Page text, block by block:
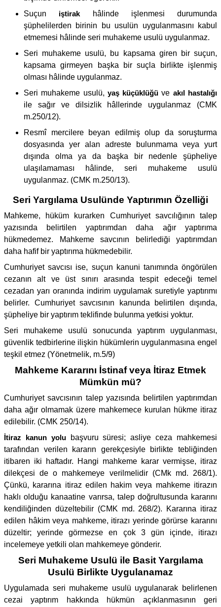
Suçun iştirak hâlinde işlenmesi durumunda
şüphelilerden birinin bu usulün uygulanmasını kabul
etmemesi hâlinde seri muhakeme usulü uygulanmaz.
Seri muhakeme usulü, bu kapsama giren bir suçun,
kapsama girmeyen başka bir suçla birlikte işlenmiş
olması hâlinde uygulanmaz.
Seri muhakeme usulü, yaş küçüklüğü ve akıl hastalığı
ile sağır ve dilsizlik hâllerinde uygulanmaz (CMK
m.250/12).
Resmî mercilere beyan edilmiş olup da soruşturma
dosyasında yer alan adreste bulunmama veya yurt
dışında olma ya da başka bir nedenle şüpheliye
ulaşılamaması hâlinde, seri muhakeme usulü
uygulanmaz. (CMK m.250/13).
Seri Yargılama Usulünde Yaptırımın Özelliği
Mahkeme, hüküm kurarken Cumhuriyet savcılığının talep
yazısında belirtilen yaptırımdan daha ağır yaptırıma
hükmedemez. Mahkeme savcının belirlediği yaptırımdan
daha hafif bir yaptırıma hükmedebilir.
Cumhuriyet savcısı ise, suçun kanuni tanımında öngörülen
cezanın alt ve üst sınırı arasında tespit edeceği temel
cezadan yarı oranında indirim uygulamak suretiyle yaptırımı
belirler. Cumhuriyet savcısının kanunda belirtilen dışında,
şüpheliye bir yaptırım teklifinde bulunma yetkisi yoktur.
Seri muhakeme usulü sonucunda yaptırım uygulanması,
güvenlik tedbirlerine ilişkin hükümlerin uygulanmasına engel
teşkil etmez (Yönetmelik, m.5/9)
Mahkeme Kararını İstinaf veya İtiraz Etmek
Mümkün mü?
Cumhuriyet savcısının talep yazısında belirtilen yaptırımdan
daha ağır olmamak üzere mahkemece kurulan hükme itiraz
edilebilir. (CMK 250/14).
İtiraz kanun yolubaşvuru süresi; asliye ceza mahkemesi
tarafından verilen kararın gerekçesiyle birlikte tebliğinden
itibaren iki haftadır. Hangi mahkeme karar vermişse, itiraz
dilekçesi de o mahkemeye verilmelidir (CMk md. 268/1).
Çünkü, kararına itiraz edilen hakim veya mahkeme itirazın
haklı olduğu kanaatine varırsa, talep doğrultusunda kararını
kendiliğinden düzeltebilir (CMK md. 268/2). Kararına itiraz
edilen hâkim veya mahkeme, itirazı yerinde görürse kararını
düzeltir; yerinde görmezse en çok 3 gün içinde, itirazı
incelemeye yetkili olan mahkemeye gönderir.
Seri Muhakeme Usulü ile Basit Yargılama
Usulü Birlikte Uygulanamaz
Uygulamada seri muhakeme usulü uygulanarak belirlenen
cezai yaptırım hakkında hükmün açıklanmasının geri